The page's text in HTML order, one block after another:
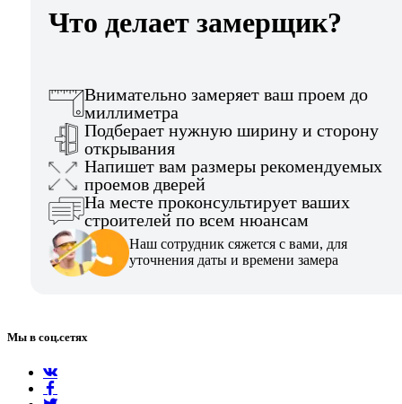
Что делает замерщик?
Внимательно замеряет ваш проем до
миллиметра
Подберает нужную ширину и сторону
открывания
Напишет вам размеры рекомендуемых
проемов дверей
На месте проконсультирует ваших
строителей по всем нюансам
Наш сотрудник сяжется с вами, для
уточнения даты и времени замера
Мы в соц.сетях